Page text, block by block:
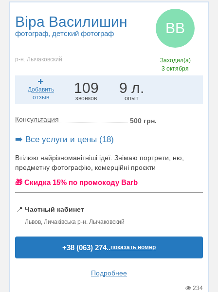
Віра Василишин
фотограф, детский фотограф ВВ
р-н. Лычаковский
Заходил(а)
3 октября
Добавить
отзыв
109
звонков
9 л.
опыт
Консультация 500 грн.
➡️ Все услуги и цены (18)
Втілюю найрізноманітніші ідеї. Знімаю портрети, ню,
предметну фотографію, комерційні проєкти
🎁 Cкидка 15% по промокоду Barb
📍 Частный кабинет
Львов, Личаківська р-н. Лычаковский
+38 (063) 274..показать номер
Подробнее
234